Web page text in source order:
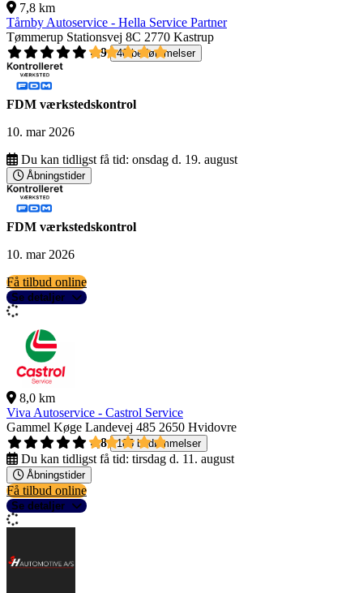
7,8 km
Tårnby Autoservice - Hella Service Partner
Tømmerup Stationsvej 8C 2770 Kastrup
4,9
40 bedømmelser
FDM værkstedskontrol
10. mar 2026
Du kan tidligst få tid: onsdag d. 19. august
Åbningstider
FDM værkstedskontrol
10. mar 2026
Få tilbud online
Se detaljer
8,0 km
Viva Autoservice - Castrol Service
Gammel Køge Landevej 485 2650 Hvidovre
4,8
185 bedømmelser
Du kan tidligst få tid: tirsdag d. 11. august
Åbningstider
Få tilbud online
Se detaljer